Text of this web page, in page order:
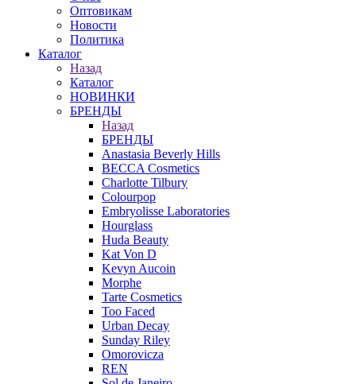
Оптовикам
Новости
Политика
Каталог
Назад
Каталог
НОВИНКИ
БРЕНДЫ
Назад
БРЕНДЫ
Anastasia Beverly Hills
BECCA Cosmetics
Charlotte Tilbury
Colourpop
Embryolisse Laboratories
Hourglass
Huda Beauty
Kat Von D
Kevyn Aucoin
Morphe
Tarte Cosmetics
Too Faced
Urban Decay
Sunday Riley
Omorovicza
REN